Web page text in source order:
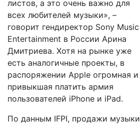
листов, а это очень важно для
всех любителей музыки», –
говорит гендиректор Sony Music
Entertainment в России Арина
Дмитриева. Хотя на рынке уже
есть аналогичные проекты, в
распоряжении Apple огромная и
привыкшая платить армия
пользователей iPhone и iPad.
По данным IFPI, продажи музыки